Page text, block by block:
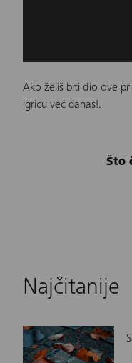
Ako želiš biti dio ove
igricu već danas!.
Što
Najčitanije